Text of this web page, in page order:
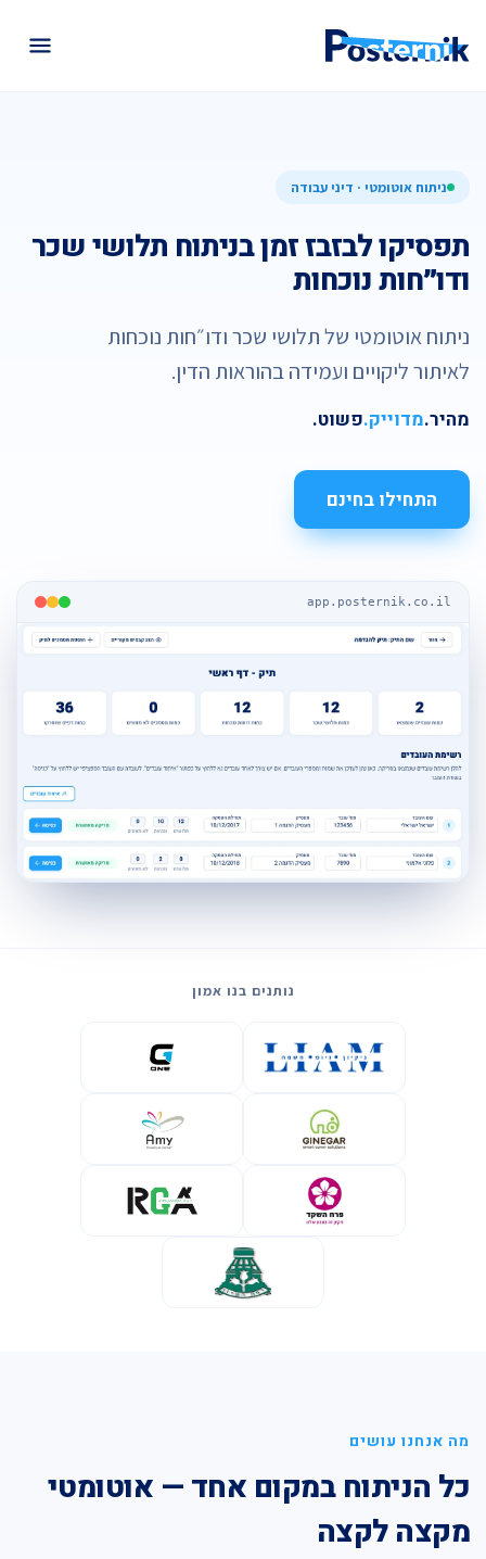
ניתוח אוטומטי · דיני עבודה
תפסיקו לבזבז זמן בניתוח תלושי שכר
ודו״חות נוכחות
ניתוח אוטומטי של תלושי שכר ודו״חות נוכחות
לאיתור ליקויים ועמידה בהוראות הדין.
מהיר.מדוייק.פשוט.
התחילו בחינם
app.posternik.co.il
נותנים בנו אמון
מה אנחנו עושים
כל הניתוח במקום אחד — אוטומטי
מקצה לקצה